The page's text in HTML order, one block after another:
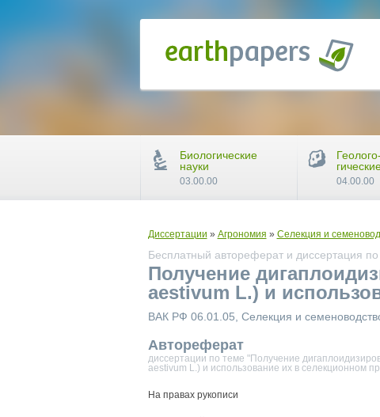
Диссертации » Агрономия » Селекция и
Бесплатный автореферат и диссертация по
Получение
aestivum L.) и
ВАК РФ 06.01.05, Селекция и
Автореферат
диссертации по теме "Получение
aestivum L.) и использование их в селекционном
На правах рукописи
Биологические
науки
03.00.00 04.00.00